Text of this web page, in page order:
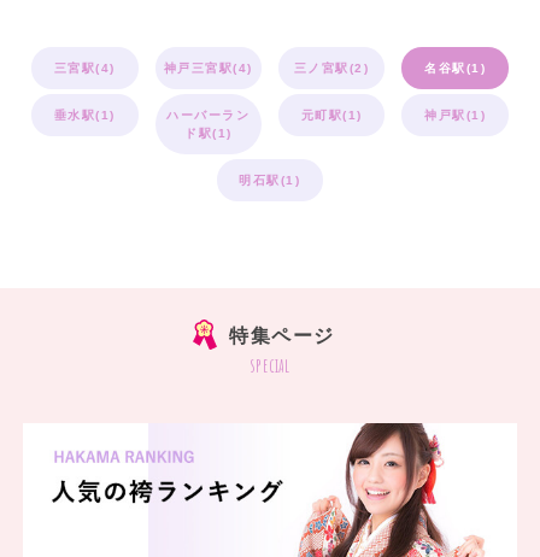
三宮駅(4) 神戸三宮駅(4) 三ノ宮駅(2) 名谷駅(1)
垂水駅(1)
ハーバーラン
ド駅(1)
元町駅(1) 神戸駅(1)
明石駅(1)
特集ページ
special